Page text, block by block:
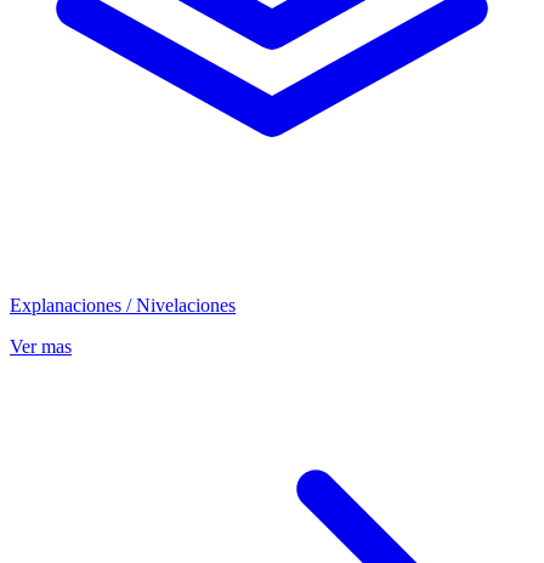
Explanaciones / Nivelaciones
Ver mas